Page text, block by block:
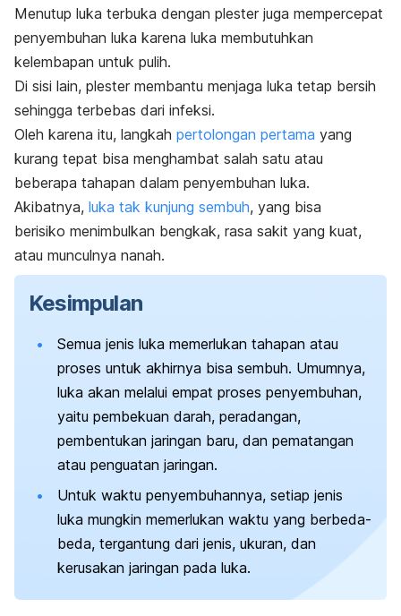
Menutup luka terbuka dengan plester juga mempercepat
penyembuhan luka karena luka membutuhkan
kelembapan untuk pulih.
Di sisi lain, plester membantu menjaga luka tetap bersih
sehingga terbebas dari infeksi.
Oleh karena itu, langkah pertolongan pertama yang
kurang tepat bisa menghambat salah satu atau
beberapa tahapan dalam penyembuhan luka.
Akibatnya, luka tak kunjung sembuh, yang bisa
berisiko menimbulkan bengkak, rasa sakit yang kuat,
atau munculnya nanah.
Kesimpulan
Semua jenis luka memerlukan tahapan atau
proses untuk akhirnya bisa sembuh. Umumnya,
luka akan melalui empat proses penyembuhan,
yaitu pembekuan darah, peradangan,
pembentukan jaringan baru, dan pematangan
atau penguatan jaringan.
Untuk waktu penyembuhannya, setiap jenis
luka mungkin memerlukan waktu yang berbeda-
beda, tergantung dari jenis, ukuran, dan
kerusakan jaringan pada luka.